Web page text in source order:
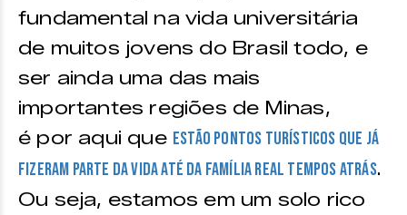
fundamental na vida universitária
de muitos jovens do Brasil todo, e
ser ainda uma das mais
importantes regiões de Minas,
é por aqui que estão pontos turísticos que já
fizeram parte da vida até da família real tempos atrás.
Ou seja, estamos em um solo rico